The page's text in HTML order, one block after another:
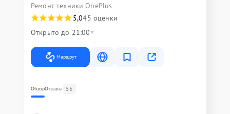
Ремонт техники OnePlus
5,045 оценки
Открыто до 21:00
Маршрут
ОбзорОтзывы 55